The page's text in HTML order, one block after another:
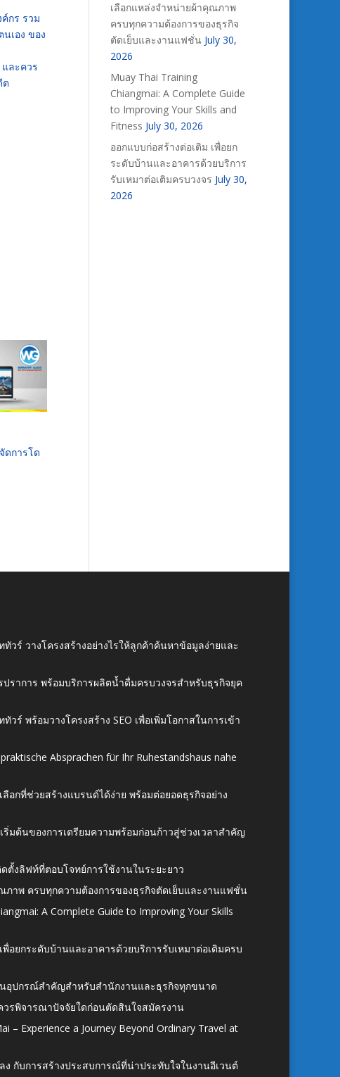
กร รวม
เอง ของ
ละควร
ต
ดการโด
เลือกแหล่งจำหน่ายผ้าคุณภาพ
ครบทุกความต้องการของธุรกิจ
ตัดเย็บและงานแฟชั่น July 30,
2026
Muay Thai Training
Chiangmai: A Complete Guide
to Improving Your Skills and
Fitness July 30, 2026
ออกแบบก่อสร้างต่อเติม เพื่อยก
ระดับบ้านและอาคารด้วยบริการ
รับเหมาต่อเติมครบวงจร July 30,
2026
วร์ วางโครงสร้างอย่างไรให้ลูกค้าค้นหาข้อมูลง่ายและ
ราการ พร้อมบริการผลิตน้ำดื่มครบวงจรสำหรับธุรกิจยุค
วร์ พร้อมวางโครงสร้าง SEO เพื่อเพิ่มโอกาสในการเข้า
Absprachen für Ihr Ruhestandshaus nahe
อกที่ช่วยสร้างแบรนด์ได้ง่าย พร้อมต่อยอดธุรกิจอย่าง
ริ่มต้นของการเตรียมความพร้อมก่อนก้าวสู่ช่วงเวลาสำคัญ
ตั้งลิฟท์ที่ตอบโจทย์การใช้งานในระยะยาว
ภาพ ครบทุกความต้องการของธุรกิจตัดเย็บและงานแฟชั่น
A Complete Guide to Improving Your Skills
พื่อยกระดับบ้านและอาคารด้วยบริการรับเหมาต่อเติมครบ
นอุปกรณ์สำคัญสำหรับสำนักงานและธุรกิจทุกขนาด
รพิจารณาปัจจัยใดก่อนตัดสินใจสมัครงาน
– Experience a Journey Beyond Ordinary Travel at
ง กับการสร้างประสบการณ์ที่น่าประทับใจในงานอีเวนต์